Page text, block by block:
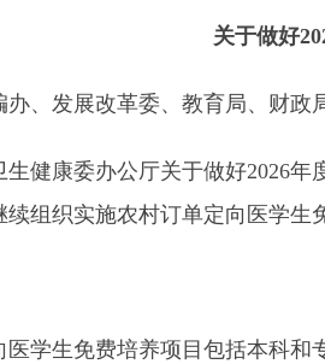
关于做好
、发展改革委、教育局、财政
康委办公厅关于做好2026年
组织实施农村订单定向医学生
生免费培养项目包括本科和